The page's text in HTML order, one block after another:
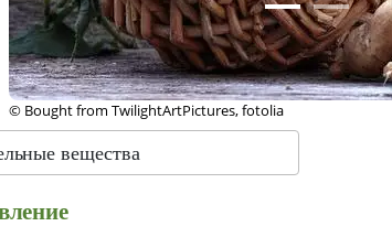
© CC-by-sa 3.0, Earendil, Wikipedia
вещества